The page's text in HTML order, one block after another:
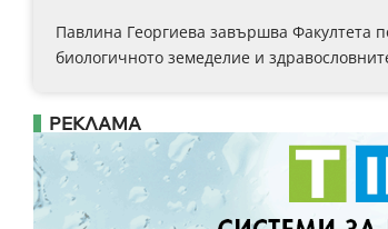
Павлина Георгиева завършва Факултета
биологичното земеделие и
РЕКЛАМА